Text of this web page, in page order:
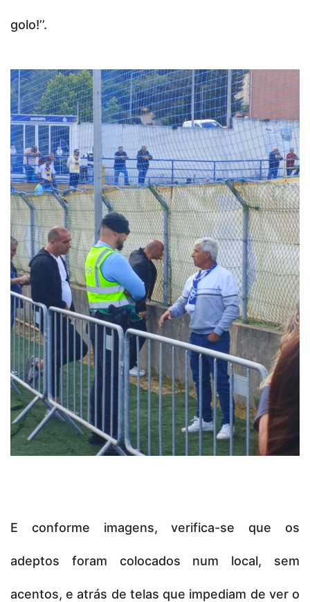
golo!’’.
E conforme imagens, verifica-se que os
adeptos foram colocados num local, sem
acentos, e atrás de telas que impediam de ver o